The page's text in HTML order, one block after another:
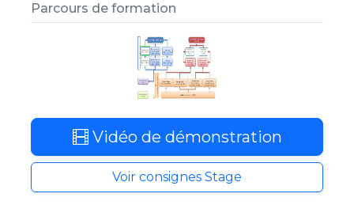
Parcours de formation
Vidéo de démonstration
Voir consignes Stage